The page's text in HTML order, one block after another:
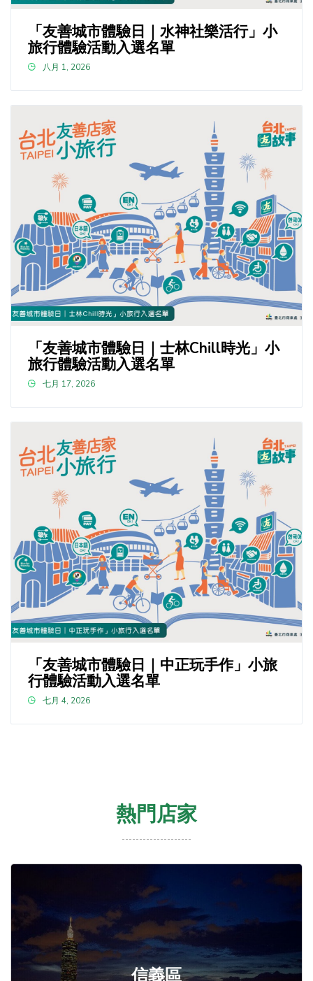
「友善城市體驗日｜水神社樂活行」小
旅行體驗活動入選名單
八月 1, 2026
「友善城市體驗日｜士林Chill時光」小
旅行體驗活動入選名單
七月 17, 2026
「友善城市體驗日｜中正玩手作」小旅
行體驗活動入選名單
七月 4, 2026
熱門店家
信義區